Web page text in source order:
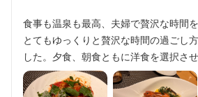
食事も温泉も最高、夫婦で贅沢な時間
とてもゆっくりと贅沢な時間の過ごし
した。夕食、朝食ともに洋食を選択さ
が、味、タイミング、構成含めて50代
大変美味しく頂きました。